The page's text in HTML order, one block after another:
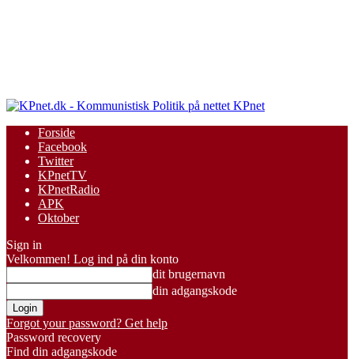
KPnet
Forside
Facebook
Twitter
KPnetTV
KPnetRadio
APK
Oktober
Sign in
Velkommen! Log ind på din konto
dit brugernavn
din adgangskode
Forgot your password? Get help
Password recovery
Find din adgangskode